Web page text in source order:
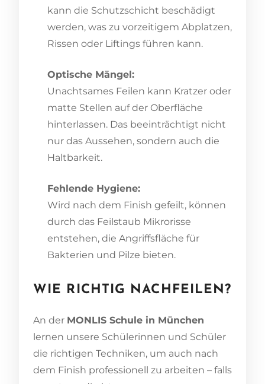
kann die Schutzschicht beschädigt
werden, was zu vorzeitigem Abplatzen,
Rissen oder Liftings führen kann.
Optische Mängel:
Unachtsames Feilen kann Kratzer oder
matte Stellen auf der Oberfläche
hinterlassen. Das beeinträchtigt nicht
nur das Aussehen, sondern auch die
Haltbarkeit.
Fehlende Hygiene:
Wird nach dem Finish gefeilt, können
durch das Feilstaub Mikrorisse
entstehen, die Angriffsfläche für
Bakterien und Pilze bieten.
WIE RICHTIG NACHFEILEN?
An der MONLIS Schule in München
lernen unsere Schülerinnen und Schüler
die richtigen Techniken, um auch nach
dem Finish professionell zu arbeiten – falls